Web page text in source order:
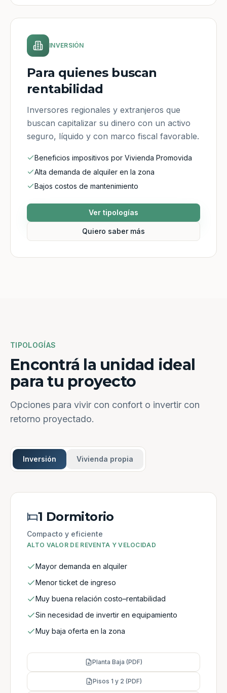
INVERSIÓN
Para quienes buscan
rentabilidad
Inversores regionales y extranjeros que
buscan capitalizar su dinero con un activo
seguro, líquido y con marco fiscal favorable.
Beneficios impositivos por Vivienda Promovida
Alta demanda de alquiler en la zona
Bajos costos de mantenimiento
Ver tipologías
Quiero saber más
TIPOLOGÍAS
Encontrá la unidad ideal
para tu proyecto
Opciones para vivir con confort o invertir con
retorno proyectado.
Inversión Vivienda propia
1 Dormitorio
Compacto y eficiente
ALTO VALOR DE REVENTA Y VELOCIDAD
Mayor demanda en alquiler
Menor ticket de ingreso
Muy buena relación costo–rentabilidad
Sin necesidad de invertir en equipamiento
Muy baja oferta en la zona
Planta Baja (PDF)
Pisos 1 y 2 (PDF)